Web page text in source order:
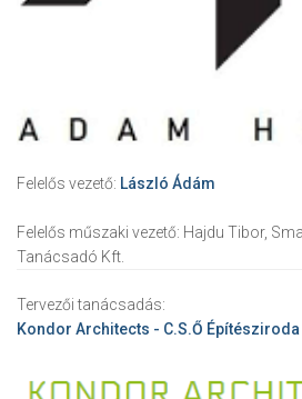
Felelős vezető: László Ádám
Felelős műszaki vezető: Hajdu Tibor,
Tanácsadó Kft.
Tervezői tanácsadás:
Kondor Architects - C.S.Ő Építésziroda